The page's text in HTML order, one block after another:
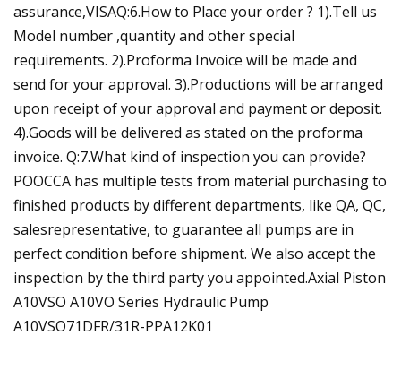
assurance,VISAQ:6.How to Place your order ? 1).Tell us
Model number ,quantity and other special
requirements. 2).Proforma Invoice will be made and
send for your approval. 3).Productions will be arranged
upon receipt of your approval and payment or deposit.
4).Goods will be delivered as stated on the proforma
invoice. Q:7.What kind of inspection you can provide?
POOCCA has multiple tests from material purchasing to
finished products by different departments, like QA, QC,
salesrepresentative, to guarantee all pumps are in
perfect condition before shipment. We also accept the
inspection by the third party you appointed.Axial Piston
A10VSO A10VO Series Hydraulic Pump
A10VSO71DFR/31R-PPA12K01